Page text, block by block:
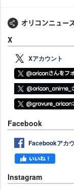
X
Xアカウント
Facebook
Facebookアカ
Instagram